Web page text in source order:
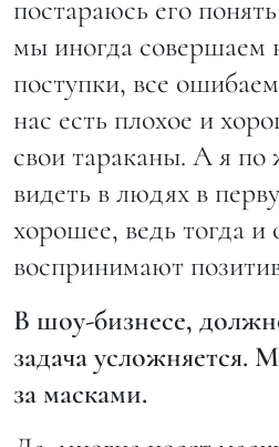
постараюсь его
мы иногда совершаем
поступки, все
нас есть плохое и
свои тараканы. А я по
видеть в людях в
хорошее, ведь тогда и
воспринимают
В шоу-бизнесе,
задача усложняется.
за масками.